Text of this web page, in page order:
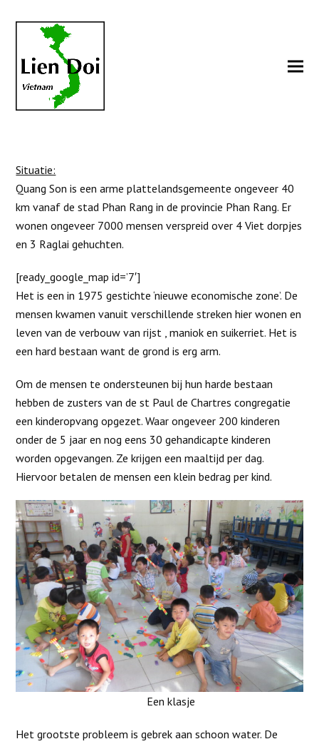
Situatie:
Quang Son is een arme plattelandsgemeente ongeveer 40
km vanaf de stad Phan Rang in de provincie Phan Rang. Er
wonen ongeveer 7000 mensen verspreid over 4 Viet dorpjes
en 3 Raglai gehuchten.
[ready_google_map id=’7′]
Het is een in 1975 gestichte ‘nieuwe economische zone’. De
mensen kwamen vanuit verschillende streken hier wonen en
leven van de verbouw van rijst , maniok en suikerriet. Het is
een hard bestaan want de grond is erg arm.
Om de mensen te ondersteunen bij hun harde bestaan
hebben de zusters van de st Paul de Chartres congregatie
een kinderopvang opgezet. Waar ongeveer 200 kinderen
onder de 5 jaar en nog eens 30 gehandicapte kinderen
worden opgevangen. Ze krijgen een maaltijd per dag.
Hiervoor betalen de mensen een klein bedrag per kind.
Een klasje
Het grootste probleem is gebrek aan schoon water. De